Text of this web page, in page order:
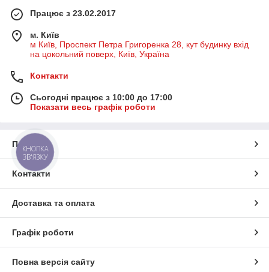
Працює з 23.02.2017
м. Київ
м Київ, Проспект Петра Григоренка 28, кут будинку вхід
на цокольний поверх, Київ, Україна
Контакти
Сьогодні працює з 10:00 до 17:00
Показати весь графік роботи
Про нас
Контакти
Доставка та оплата
Графік роботи
Повна версія сайту
КНОПКА
ЗВ'ЯЗКУ